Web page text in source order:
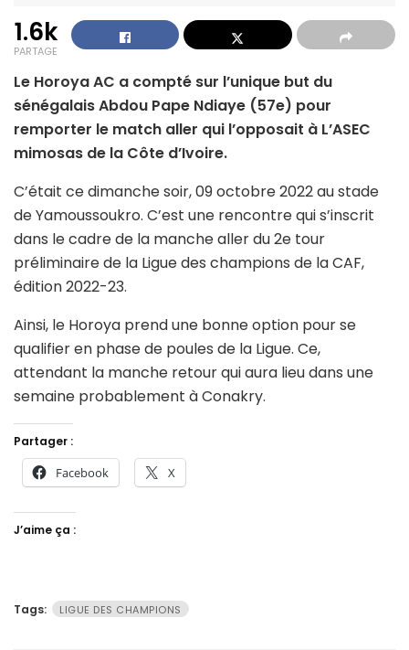
1.6k
PARTAGE
Le Horoya AC a compté sur l’unique but du
sénégalais Abdou Pape Ndiaye (57e) pour
remporter le match aller qui l’opposait à L’ASEC
mimosas de la Côte d’Ivoire.
C’était ce dimanche soir, 09 octobre 2022 au stade
de Yamoussoukro. C’est une rencontre qui s’inscrit
dans le cadre de la manche aller du 2e tour
préliminaire de la Ligue des champions de la CAF,
édition 2022-23.
Ainsi, le Horoya prend une bonne option pour se
qualifier en phase de poules de la Ligue. Ce,
attendant la manche retour qui aura lieu dans une
semaine probablement à Conakry.
Partager :
Facebook X
J’aime ça :
Tags: LIGUE DES CHAMPIONS